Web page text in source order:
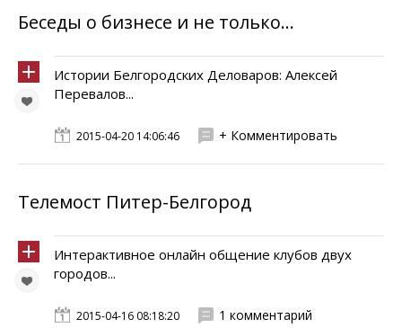
Беседы о бизнесе и не только...
Истории Белгородских Деловаров: Алексей
Перевалов...
2015-04-20 14:06:46 + Комментировать
Телемост Питер-Белгород
Интерактивное онлайн общение клубов двух
городов...
2015-04-16 08:18:20 1 комментарий